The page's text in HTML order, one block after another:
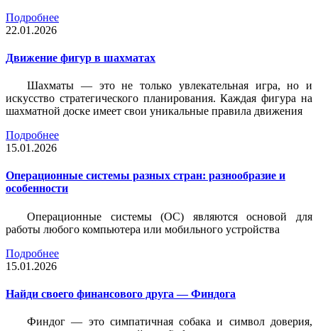
Подробнее
22.01.2026
Движение фигур в шахматах
Шахматы — это не только увлекательная игра, но и
искусство стратегического планирования. Каждая фигура на
шахматной доске имеет свои уникальные правила движения
Подробнее
15.01.2026
Операционные системы разных стран: разнообразие и
особенности
Операционные системы (ОС) являются основой для
работы любого компьютера или мобильного устройства
Подробнее
15.01.2026
Найди своего финансового друга — Финдога
Финдог — это симпатичная собака и символ доверия,